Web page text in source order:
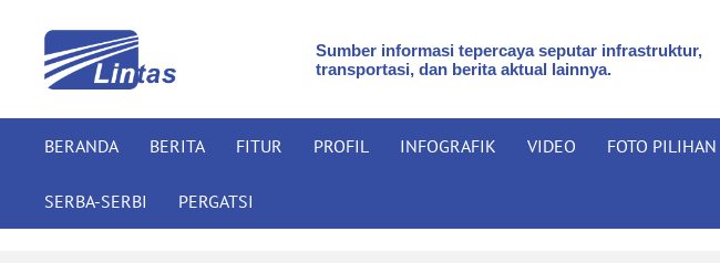
Sumber informasi tepercaya seputar infrastruktur,
transportasi, dan berita aktual lainnya.
BERANDA BERITA FITUR PROFIL INFOGRAFIK VIDEO FOTO PILIHAN
SERBA-SERBI PERGATSI